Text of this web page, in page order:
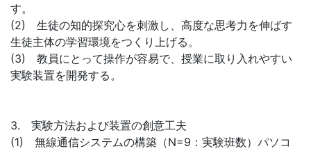
す。
(2) 生徒の知的探究心を刺激し、高度な思考力を伸ばす
生徒主体の学習環境をつくり上げる。
(3) 教員にとって操作が容易で、授業に取り入れやすい
実験装置を開発する。
3. 実験方法および装置の創意工夫
(1) 無線通信システムの構築（N=9：実験班数）パソコ